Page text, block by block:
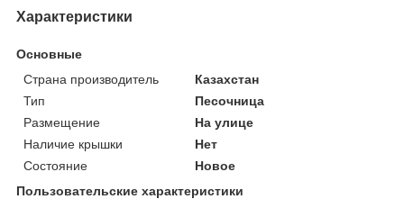
Характеристики
Основные
Страна производитель
Казахстан
Тип
Песочница
Размещение
На улице
Наличие крышки
Нет
Состояние
Новое
Пользовательские характеристики